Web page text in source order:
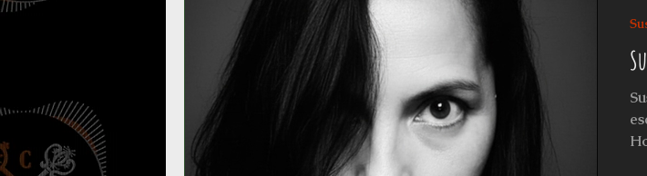
Efemérides y celebraciones Bestiario del Horror Los últimos
Umbrarum hic locus est Ensayos L'horreur En Haute Couture